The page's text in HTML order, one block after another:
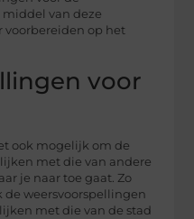
middel van deze
voorbereiden op het
voor
ook mogelijk om de
met die van andere
je naar toe gaat. Zo
de weersvoorspellingen
met die van de stad